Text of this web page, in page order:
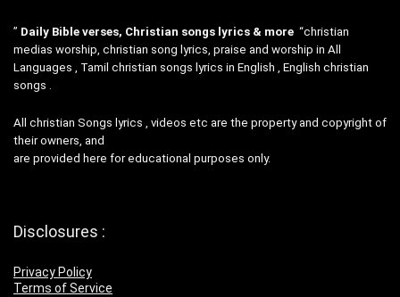
” Daily Bible verses, Christian songs lyrics & more “christian
medias worship, christian song lyrics, praise and worship in All
Languages , Tamil christian songs lyrics in English , English christian
songs .
All christian Songs lyrics , videos etc are the property and copyright of
their owners, and
are provided here for educational purposes only.
Disclosures :
Privacy Policy
Terms of Service